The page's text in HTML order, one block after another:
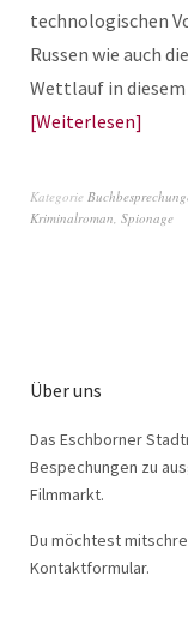
technologischen
Russen wie auch
Wettlauf in
Weiterlesen
Kategorie
Kriminalroman, Spionage
Über uns
Das Eschborner
Bespechungen zu
Filmmarkt.
Du möchtest
Kontaktformular.